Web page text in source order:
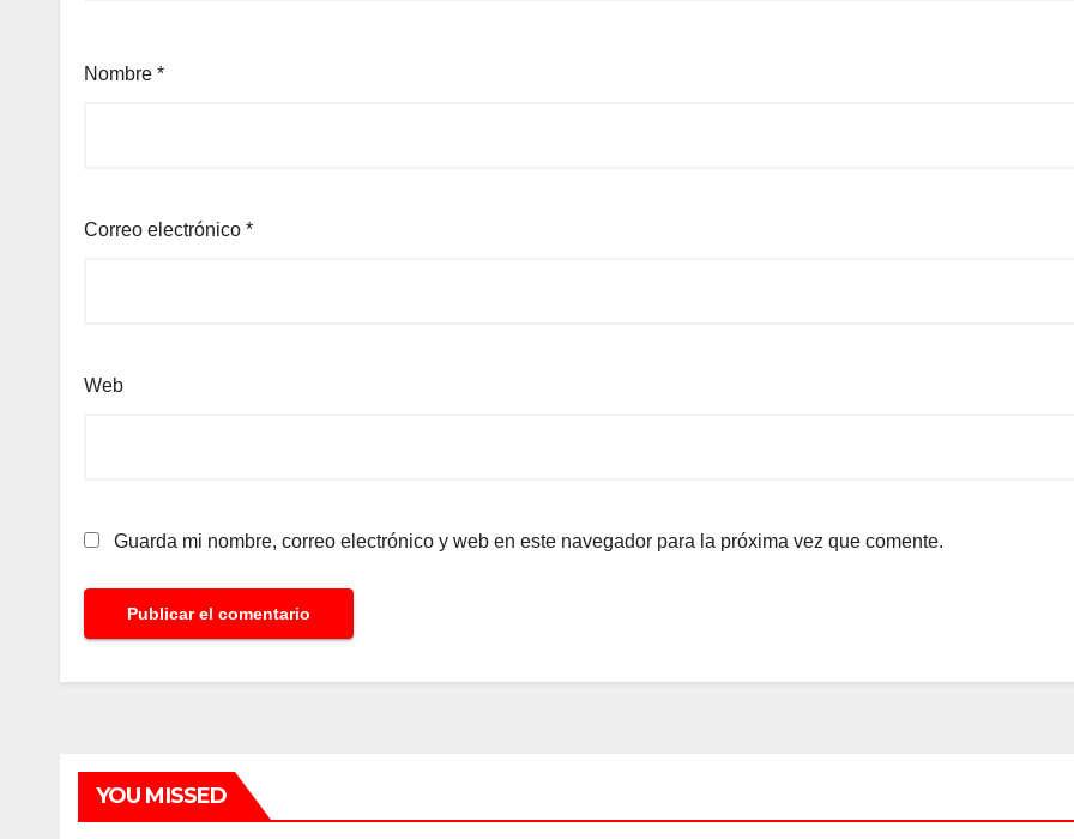
Nombre *
Correo electrónico *
Web
Guarda mi nombre, correo electrónico y web en este navegador para la próxima vez que comente.
YOU MISSED